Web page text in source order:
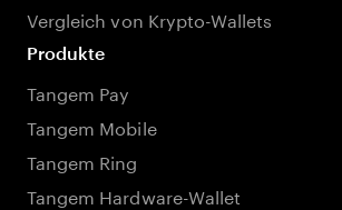
Vergleich von Krypto-Wallets
Produkte
Tangem Pay
Tangem Mobile
Tangem Ring
Tangem Hardware-Wallet